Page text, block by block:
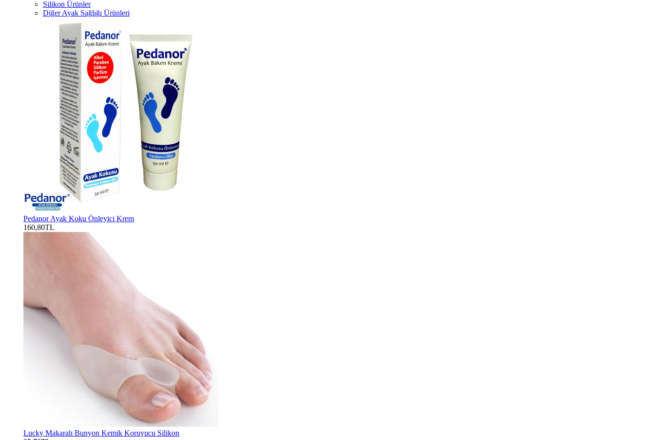
Silikon Ürünler
Diğer Ayak Sağlığı Ürünleri
Pedanor Ayak Koku Önleyici Krem
160,80TL
Lucky Makaralı Bunyon Kemik Koruyucu Silikon